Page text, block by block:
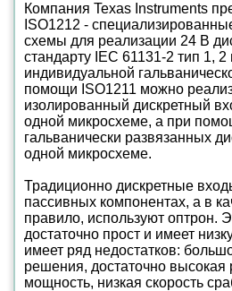
Компания Texas Instruments
ISO1212 -
схемы для реализации 24 В
стандарту IEC 61131-2 тип 1,
индивидуальной
помощи ISO1211 можно
изолированный дискретный
одной микросхеме, а при
гальванически развязанных
одной микросхеме.
Традиционно дискретные
пассивных компонентах, а в
правило, используют оптрон.
достаточно прост и имеет
имеет ряд недостатков:
решения, достаточно высокая
мощность, низкая скорость